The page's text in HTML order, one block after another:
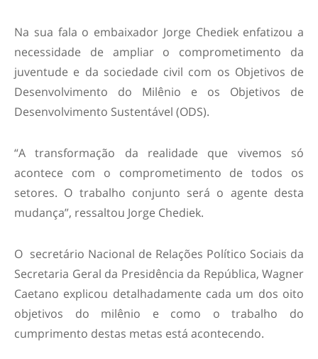
Na sua fala o embaixador Jorge Chediek enfatizou a
necessidade de ampliar o comprometimento da
juventude e da sociedade civil com os Objetivos de
Desenvolvimento do Milênio e os Objetivos de
Desenvolvimento Sustentável (ODS).
“A transformação da realidade que vivemos só
acontece com o comprometimento de todos os
setores. O trabalho conjunto será o agente desta
mudança”, ressaltou Jorge Chediek.
O secretário Nacional de Relações Político Sociais da
Secretaria Geral da Presidência da República, Wagner
Caetano explicou detalhadamente cada um dos oito
objetivos do milênio e como o trabalho do
cumprimento destas metas está acontecendo.